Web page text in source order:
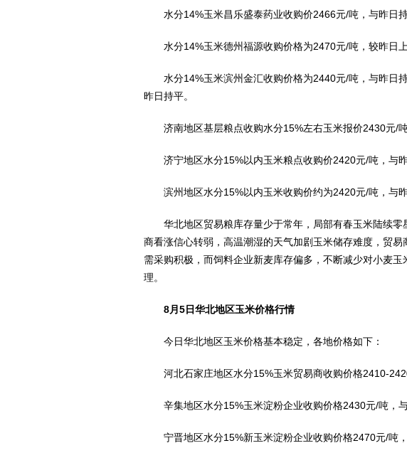
水分14%玉米昌乐盛泰药业收购价2466元/吨，与昨日持
水分14%玉米德州福源收购价格为2470元/吨，较昨日上
水分14%玉米滨州金汇收购价格为2440元/吨，与昨日
昨日持平。
济南地区基层粮点收购水分15%左右玉米报价2430元/吨
济宁地区水分15%以内玉米粮点收购价2420元/吨，与昨
滨州地区水分15%以内玉米收购价约为2420元/吨，与昨
华北地区贸易粮库存量少于常年，局部有春玉米陆续零
商看涨信心转弱，高温潮湿的天气加剧玉米储存难度，贸
需采购积极，而饲料企业新麦库存偏多，不断减少对小麦
理。
8月5日华北地区玉米价格行情
今日华北地区玉米价格基本稳定，各地价格如下：
河北石家庄地区水分15%玉米贸易商收购价格2410-
辛集地区水分15%玉米淀粉企业收购价格2430元/吨，与
宁晋地区水分15%新玉米淀粉企业收购价格2470元/吨，